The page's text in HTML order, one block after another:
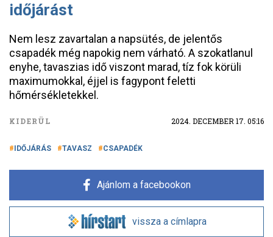
időjárást
Nem lesz zavartalan a napsütés, de jelentős
csapadék még napokig nem várható. A szokatlanul
enyhe, tavaszias idő viszont marad, tíz fok körüli
maximumokkal, éjjel is fagypont feletti
hőmérsékletekkel.
KIDERÜL 2024. DECEMBER 17. 05:16
IDŐJÁRÁS TAVASZ CSAPADÉK
Ajánlom a facebookon
vissza a címlapra